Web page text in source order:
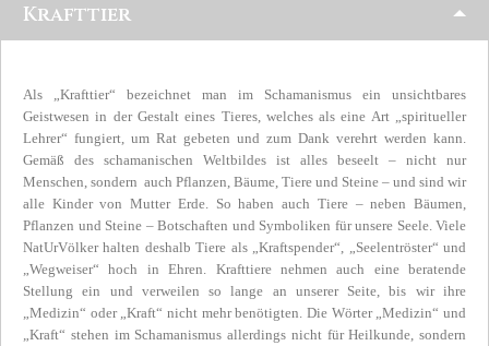
Krafttier
Als „Krafttier“ bezeichnet man im Schamanismus ein unsichtbares
Geistwesen in der Gestalt eines Tieres, welches als eine Art „spiritueller
Lehrer“ fungiert, um Rat gebeten und zum Dank verehrt werden kann.
Gemäß des schamanischen Weltbildes ist alles beseelt – nicht nur
Menschen, sondern auch Pflanzen, Bäume, Tiere und Steine – und sind wir
alle Kinder von Mutter Erde. So haben auch Tiere – neben Bäumen,
Pflanzen und Steine – Botschaften und Symboliken für unsere Seele. Viele
NatUrVölker halten deshalb Tiere als „Kraftspender“, „Seelentröster“ und
„Wegweiser“ hoch in Ehren. Krafttiere nehmen auch eine beratende
Stellung ein und verweilen so lange an unserer Seite, bis wir ihre
„Medizin“ oder „Kraft“ nicht mehr benötigten. Die Wörter „Medizin“ und
„Kraft“ stehen im Schamanismus allerdings nicht für Heilkunde, sondern